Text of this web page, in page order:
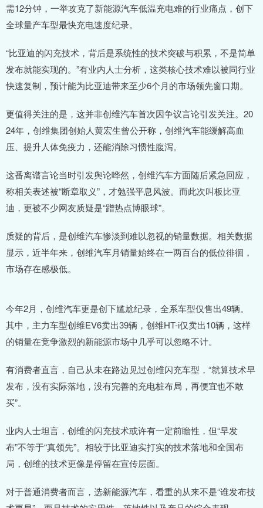
需12分钟，一举攻克了新能源汽车低温充电难的行业痛点，创下
全球量产车型最快充电速度纪录。
“比亚迪的闪充技术，背后是系统性的技术突破与积累，不是简单
发布就能实现的。”有业内人士分析，这类核心技术难以被同行业
快速复制，预计能为比亚迪带来至少6个月的市场领先窗口期。
更值得关注的是，这并非创维汽车首次因争议言论引发关注。20
24年，创维集团创始人黄宏生曾公开称，创维汽车能缓解高血
压、提升人体免疫力，还能消除习惯性腹泻。
这番离谱言论当时引发舆论哗然，创维汽车方面随后紧急回应，
称相关表述被“断章取义”，才勉强平息风波。而此次叫板比亚
迪，更被不少网友质疑是“蹭热点博眼球”。
质疑的背后，是创维汽车惨淡到难以忽视的销量数据。相关数据
显示，近半年来，创维汽车月销量始终在一两百台的低位徘徊，
市场存在感极低。
今年2月，创维汽车更是创下尴尬纪录，全系车型仅售出49辆。
其中，主力车型创维EV6卖出39辆，创维HT-i仅卖出10辆，这样
的销量在竞争激烈的新能源市场中几乎可以忽略不计。
有消费者直言，自己从未在路边见过创维闪充车型，“就算技术早
发布，没有实际落地，没有完善的充电桩布局，再便宜也不敢
买”。
业内人士坦言，创维的闪充技术或许有一定前瞻性，但“早发
布”不等于“真领先”。相较于比亚迪实打实的技术落地和全国布
局，创维的技术更像是停留在宣传层面。
对于普通消费者而言，选新能源汽车，看重的从来不是“谁发布技